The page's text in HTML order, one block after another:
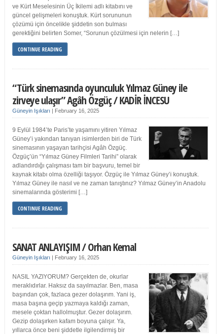
ve Kürt Meselesinin Üç İkilemi adlı kitabını ve
güncel gelişmeleri konuştuk. Kürt sorununun
çözümü için öncelikle şiddetin son bulması
gerektiğini belirten Somer, “Sorunun çözülmesi için nelerin […]
CONTINUE READING
“Türk sinemasında oyunculuk Yılmaz Güney ile
zirveye ulaşır” Agâh Özgüç / KADİR İNCESU
Güneyin Işıkları | February 16, 2025
9 Eylül 1984’te Paris’te yaşamını yitiren Yılmaz
Güney’i yakından tanıyan isimlerden biri de Türk
sinemasının yaşayan tarihçisi Agâh Özgüç.
Özgüç’ün “Yılmaz Güney Filmleri Tarihi” olarak
adlandırdığı çalışması tam bir başvuru, temel bir
kaynak kitabı olma özelliği taşıyor. Özgüç ile Yılmaz Güney’i konuştuk.
Yılmaz Güney ile nasıl ve ne zaman tanıştınız? Yılmaz Güney’in Anadolu
sinemalarında gösterimi […]
CONTINUE READING
SANAT ANLAYIŞIM / Orhan Kemal
Güneyin Işıkları | February 16, 2025
NASIL YAZIYORUM? Gerçekten de, okurlar
meraklıdırlar. Haksız da sayılmazlar. Ben, masa
başından çok, fazlaca gezer dolaşırım. Yani iş,
masa başına geçip yazmaya kaldığı zaman,
mesele çoktan hallolmuştur. Gezer dolaşırım.
Gezip dolaşırken kafam boyuna çalışır. Ya,
yıllarca önce beni şiddetle ilgilendirmiş bir